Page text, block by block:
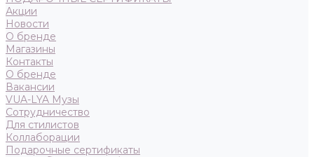
Акции
Новости
О бренде
Магазины
Контакты
О бренде
Вакансии
VUA-LYA Музы
Сотрудничество
Для стилистов
Коллаборации
Подарочные сертификаты